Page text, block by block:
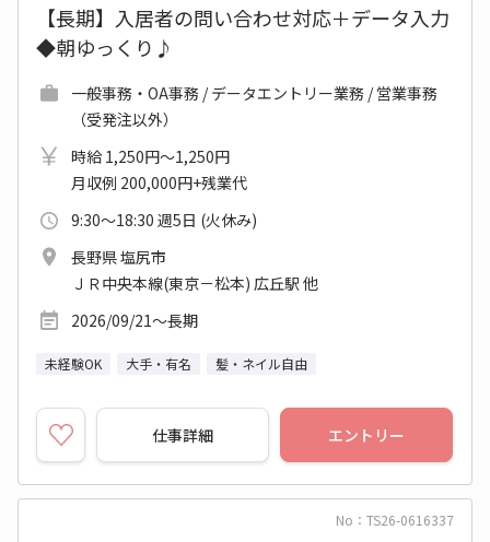
【長期】入居者の問い合わせ対応＋データ入力
◆朝ゆっくり♪
一般事務・OA事務 / データエントリー業務 / 営業事務
（受発注以外）
時給 1,250円～1,250円
月収例 200,000円+残業代
9:30～18:30 週5日 (火休み)
長野県 塩尻市
ＪＲ中央本線(東京－松本) 広丘駅 他
2026/09/21～長期
未経験OK 大手・有名 髪・ネイル自由
仕事詳細 エントリー
No：TS26-0616337